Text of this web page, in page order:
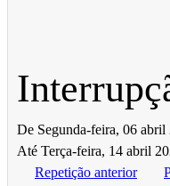
De Segunda-feira, 06 abril
Até Terça-feira, 14 abril
Repetição anterior